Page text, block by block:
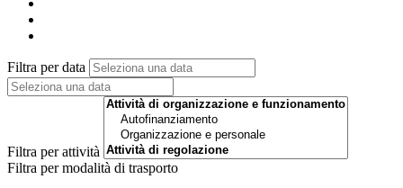
Filtra per data
Filtra per attività
Filtra per modalità di trasporto